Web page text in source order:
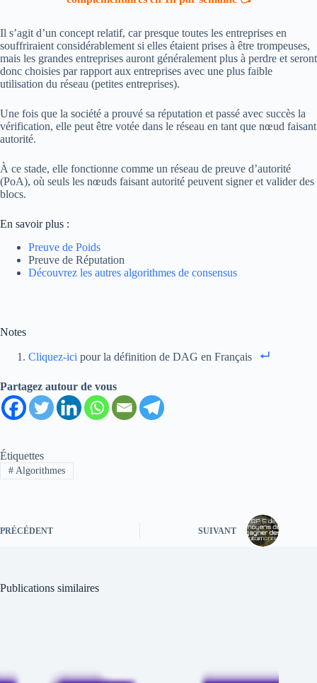
Il s’agit d’un concept relatif, car presque toutes les entreprises en
souffriraient considérablement si elles étaient prises à être trompeuses,
mais les grandes entreprises auront généralement plus à perdre et seront
donc choisies par rapport aux entreprises avec une plus faible
utilisation du réseau (petites entreprises).
Une fois que la société a prouvé sa réputation et passé avec succès la
vérification, elle peut être votée dans le réseau en tant que nœud faisant
autorité.
À ce stade, elle fonctionne comme un réseau de preuve d’autorité
(PoA), où seuls les nœuds faisant autorité peuvent signer et valider des
blocs.
En savoir plus :
Preuve de Poids
Preuve de Réputation
Découvrez les autres algorithmes de consensus
Notes
Cliquez-ici pour la définition de DAG en Français
Partagez autour de vous
Étiquettes
#Algorithmes
PRÉCÉDENT SUIVANT
Publications similaires